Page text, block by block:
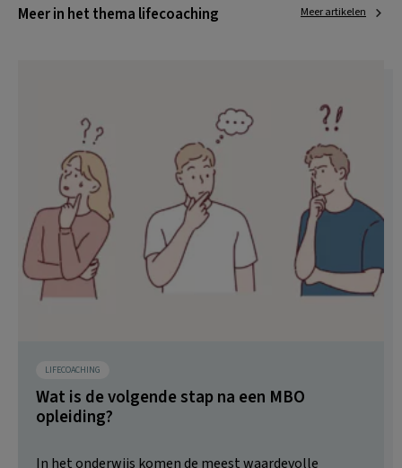
Meer in het thema lifecoaching Meer artikelen
LIFECOACHING
Wat is de volgende stap na een MBO
opleiding?
In het onderwijs komen de meest waardevolle